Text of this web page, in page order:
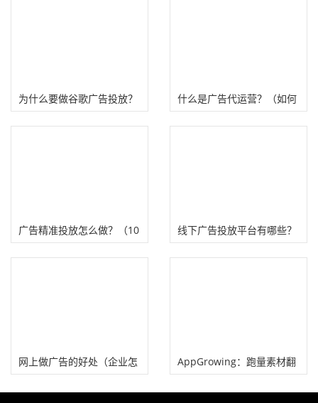
为什么要做谷歌广告投放？
投放技巧、4个常见问题
什么是广告代运营？（如何
通过做广告代运营赚钱）
广告精准投放怎么做？（10
个大数据精准广告投放平
线下广告投放平台有哪些？
(主流广告投放渠道介绍）
网上做广告的好处（企业怎
AppGrowing：跑量素材翻